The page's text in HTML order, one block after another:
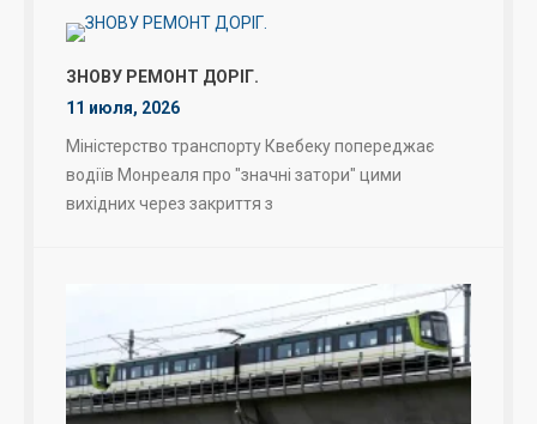
ЗНОВУ РЕМОНТ ДОРІГ.
11 июля, 2026
Міністерство транспорту Квебеку попереджає
водіїв Монреаля про "значні затори" цими
вихідних через закриття з